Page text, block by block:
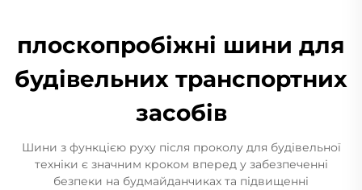
плоскопробіжні шини для
будівельних транспортних
засобів
Шини з функцією руху після проколу для будівельної
техніки є значним кроком вперед у забезпеченні
безпеки на будмайданчиках та підвищенні